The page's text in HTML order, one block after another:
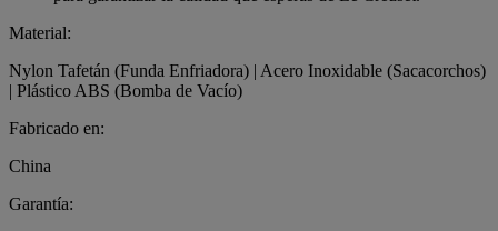
Material:
Nylon Tafetán (Funda Enfriadora) | Acero Inoxidable (Sacacorchos)
| Plástico ABS (Bomba de Vacío)
Fabricado en:
China
Garantía: